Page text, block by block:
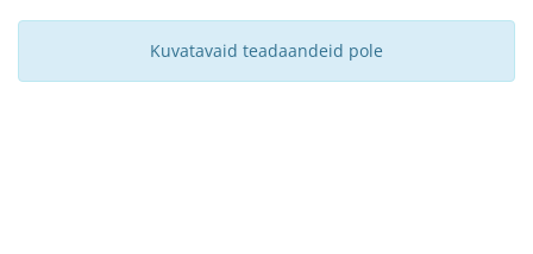
Kuvatavaid teadaandeid pole